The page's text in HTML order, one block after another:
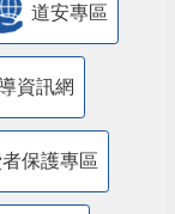
道安專區
資訊網
保護專區